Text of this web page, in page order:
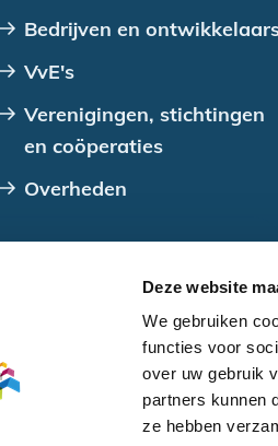
Deze website
We gebruiken
functies voor
over uw gebruik
partners kunnen
ze hebben
Bedrijven en
VvE's
Verenigingen, stichtingen
en coöperaties
Overheden
Copyright SVn 2026, alle
Toegankelijkheid